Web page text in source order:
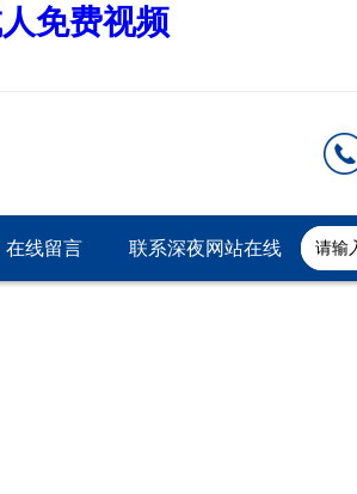
免费视频
在线留言 联系深夜网站在线